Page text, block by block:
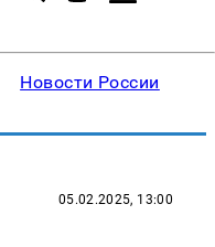
Новости России
05.02.2025, 13:00